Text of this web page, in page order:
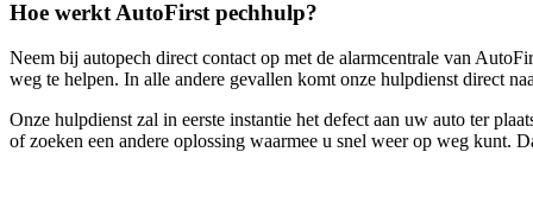
Hoe werkt AutoFirst pechhulp?
Neem bij autopech direct contact op met de alarmcentrale van
weg te helpen. In alle andere gevallen komt onze hulpdienst direct
Onze hulpdienst zal in eerste instantie het defect aan uw auto ter
of zoeken een andere oplossing waarmee u snel weer op weg kunt.